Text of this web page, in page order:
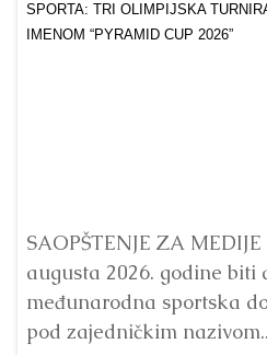
SAOPŠTENJE ZA
augusta 2026. godine
međunarodna sportska
pod zajedničkim